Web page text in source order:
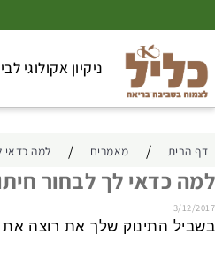
ניקיון אקולוגי לבית
/ מאמרים / למה כדאי לך
לך לבחור חיתולים
שלך את רוצה את הטוב